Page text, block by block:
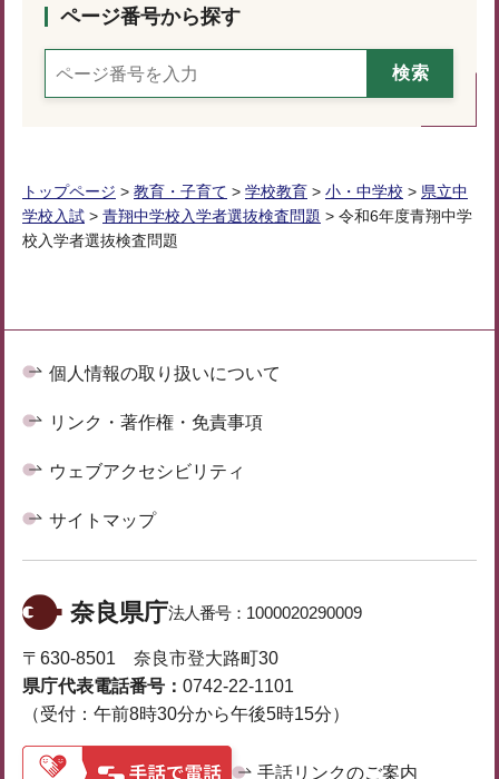
ページ番号から探す
トップページ > 教育・子育て > 学校教育 > 小・中学校 > 県立中
学校入試 > 青翔中学校入学者選抜検査問題 > 令和6年度青翔中学
校入学者選抜検査問題
個人情報の取り扱いについて
リンク・著作権・免責事項
ウェブアクセシビリティ
サイトマップ
奈良県庁法人番号： 1000020290009
〒630-8501 奈良市登大路町30
県庁代表電話番号： 0742-22-1101
（受付：午前8時30分から午後5時15分）
手話リンクのご案内